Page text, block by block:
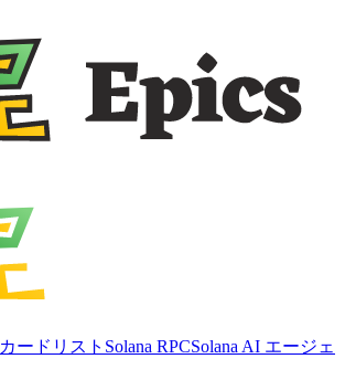
カードリスト Solana RPCSolana AI エージェ